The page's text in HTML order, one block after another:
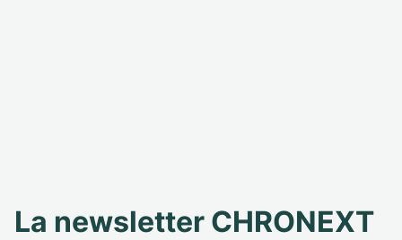
La newsletter CHRONEXT